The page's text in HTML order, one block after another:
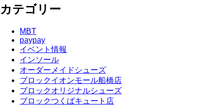
カテゴリー
MBT
paypay
イベント情報
インソール
オーダーメイドシューズ
ブロックイオンモール船橋店
ブロックオリジナルシューズ
ブロックつくばキュート店